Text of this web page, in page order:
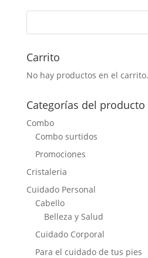
Carrito
No hay productos en el carrito.
Categorías del producto
Combo
Combo surtidos
Promociones
Cristaleria
Cuidado Personal
Cabello
Belleza y Salud
Cuidado Corporal
Para el cuidado de tus pies